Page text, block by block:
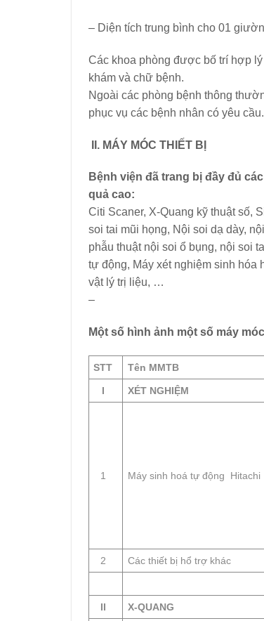
– Diện tích trung bình cho 01
Các khoa phòng được bố trí hợp
khám và chữ bệnh.
Ngoài các phòng bệnh thông
phục vụ các bệnh nhân có yêu cầu.
II. MÁY MÓC THIẾT BỊ
Bệnh viện đã trang bị đầy đủ
quả cao:
Citi Scaner, X-Quang kỹ thuật số,
soi tai mũi họng, Nội soi dạ dày,
phẫu thuật nội soi ổ bụng, nội soi
tự động, Máy xét nghiệm sinh hóa
vật lý trị liệu, …
–
Một số hình ảnh một số máy
STT Tên MMTB
I XÉT NGHIỆM
1 Máy sinh hoá tự động Hitachi
2 Các thiết bị hổ trợ khác
II X-QUANG